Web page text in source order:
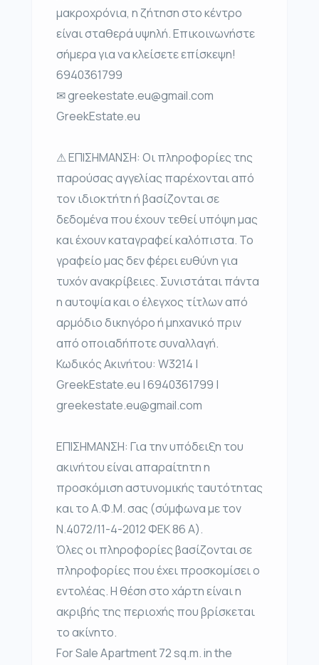
μακροχρόνια, η ζήτηση στο κέντρο
είναι σταθερά υψηλή. Επικοινωνήστε
σήμερα για να κλείσετε επίσκεψη!
6940361799
✉ greekestate.eu@gmail.com
GreekEstate.eu
⚠ ΕΠΙΣΗΜΑΝΣΗ: Οι πληροφορίες της
παρούσας αγγελίας παρέχονται από
τον ιδιοκτήτη ή βασίζονται σε
δεδομένα που έχουν τεθεί υπόψη μας
και έχουν καταγραφεί καλόπιστα. Το
γραφείο μας δεν φέρει ευθύνη για
τυχόν ανακρίβειες. Συνιστάται πάντα
η αυτοψία και ο έλεγχος τίτλων από
αρμόδιο δικηγόρο ή μηχανικό πριν
από οποιαδήποτε συναλλαγή.
Κωδικός Ακινήτου: W3214 |
GreekEstate.eu | 6940361799 |
greekestate.eu@gmail.com
ΕΠΙΣΗΜΑΝΣΗ: Για την υπόδειξη του
ακινήτου είναι απαραίτητη η
προσκόμιση αστυνομικής ταυτότητας
και το Α.Φ.Μ. σας (σύμφωνα με τον
Ν.4072/11-4-2012 ΦΕΚ 86 Α).
Όλες οι πληροφορίες βασίζονται σε
πληροφορίες που έχει προσκομίσει ο
εντολέας. Η θέση στο χάρτη είναι η
ακριβής της περιοχής που βρίσκεται
το ακίνητο.
For Sale Apartment 72 sq.m. in the